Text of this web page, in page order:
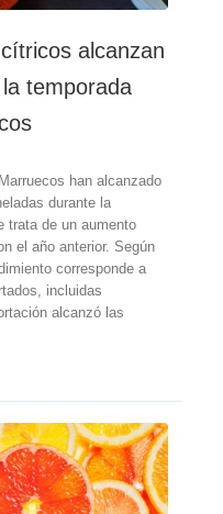
alcanzan
temporada
han alcanzado
durante la
trata de un aumento
el año anterior. Según
corresponde a
incluidas
alcanzó las